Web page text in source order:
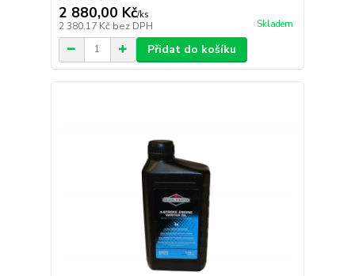
2 880,00 Kč/ks
2 380,17 Kč bez DPH Skladem
Přidat do košíku